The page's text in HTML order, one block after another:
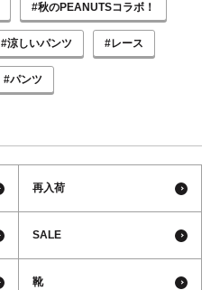
#秋のPEANUTSコラボ！
#涼しいパンツ #レース
#パンツ
再入荷
SALE
靴